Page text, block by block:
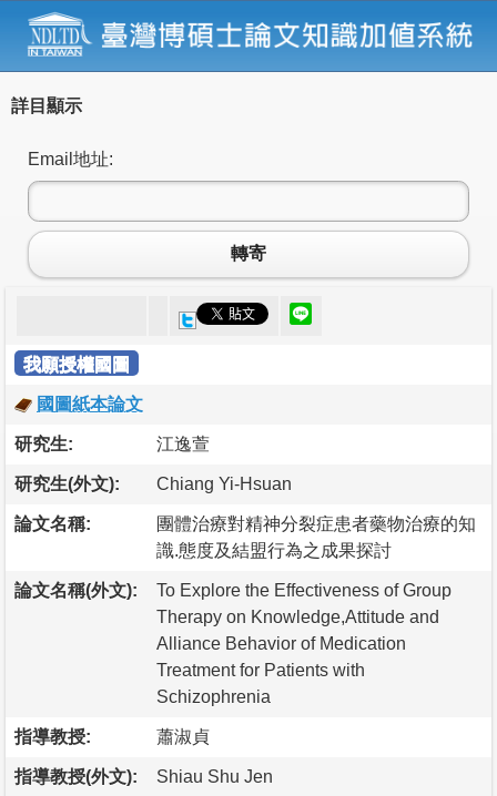
詳目顯示
Email地址:
轉寄
我願授權國圖
國圖紙本論文
研究生: 江逸萱
研究生(外文): Chiang Yi-Hsuan
論文名稱:
團體治療對精神分裂症患者藥物治療的知
識.態度及結盟行為之成果探討
論文名稱(外文):
To Explore the Effectiveness of Group
Therapy on Knowledge,Attitude and
Alliance Behavior of Medication
Treatment for Patients with
Schizophrenia
指導教授: 蕭淑貞
指導教授(外文): Shiau Shu Jen